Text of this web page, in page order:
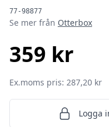
77-98877
Produktinformation
Se mer från Otterbox
359 kr
Ex.moms pris: 287,20 kr
Logga